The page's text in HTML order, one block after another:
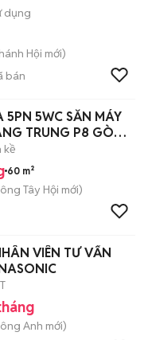
dụng
Hội mới)
bán
5PN 5WC SẴN MÁY
TRUNG P8 GÒ
kề
60 m²
Tây Hội mới)
VIÊN TƯ VẤN
Anh mới)